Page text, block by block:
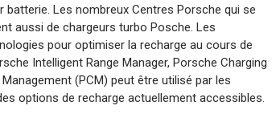
batterie. Les nombreux Centres Porsche qui se
aussi de chargeurs turbo Posche. Les
pour optimiser la recharge au cours de
Intelligent Range Manager, Porsche Charging
(PCM) peut être utilisé par les
options de recharge actuellement accessibles.